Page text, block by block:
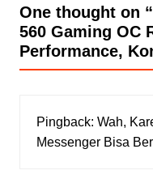
One thought on “
560 Gaming OC
Performance,
Pingback: Wah,
Messenger Bisa